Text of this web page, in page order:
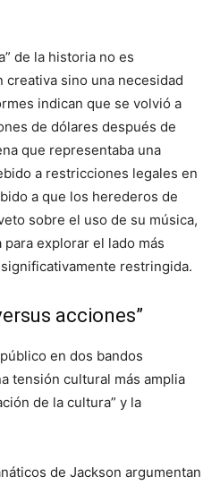
de la historia no es
sino una necesidad
indican que se volvió a
de dólares después de
que representaba una
a restricciones legales en
a que los herederos de
sobre el uso de su música,
explorar el lado más
restringida.
acciones”
en dos bandos
tensión cultural más amplia
de la cultura” y la
de Jackson argumentan